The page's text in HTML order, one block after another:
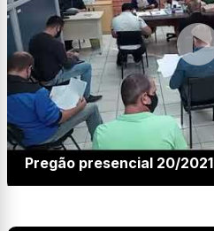
Pregão presencial 20/2021